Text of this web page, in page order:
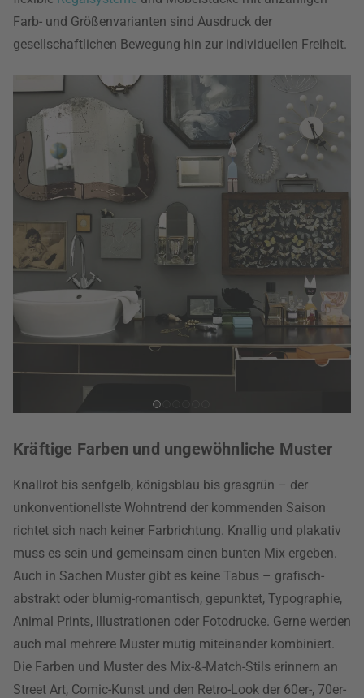
Farb- und Größenvarianten sind Ausdruck der
gesellschaftlichen Bewegung hin zur individuellen Freiheit.
Kräftige Farben und ungewöhnliche Muster
Knallrot bis senfgelb, königsblau bis grasgrün – der
unkonventionellste Wohntrend der kommenden Saison
richtet sich nach keiner Farbrichtung. Knallig und plakativ
muss es sein und gemeinsam einen bunten Mix ergeben.
Auch in Sachen Muster gibt es keine Tabus – grafisch-
abstrakt oder blumig-romantisch, gepunktet, Typographie,
Animal Prints, Illustrationen oder Fotodrucke. Gerne werden
auch mal mehrere Muster mutig miteinander kombiniert.
Die Farben und Muster des Mix-&-Match-Stils erinnern an
Street Art, Comic-Kunst und den Retro-Look der 60er-, 70er-